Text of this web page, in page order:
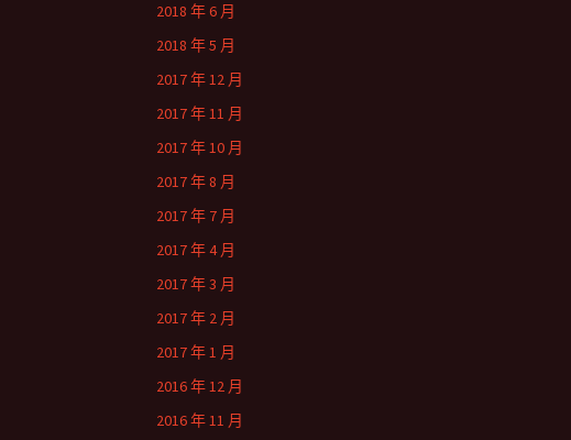
2018 年 6 月
2018 年 5 月
2017 年 12 月
2017 年 11 月
2017 年 10 月
2017 年 8 月
2017 年 7 月
2017 年 4 月
2017 年 3 月
2017 年 2 月
2017 年 1 月
2016 年 12 月
2016 年 11 月